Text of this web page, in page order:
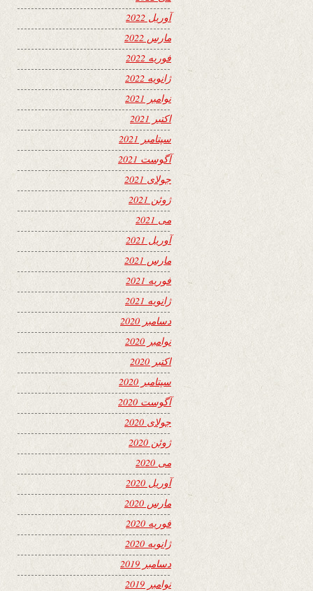
آوریل 2022
مارس 2022
فوریه 2022
ژانویه 2022
نوامبر 2021
اکتبر 2021
سپتامبر 2021
آگوست 2021
جولای 2021
ژوئن 2021
می 2021
آوریل 2021
مارس 2021
فوریه 2021
ژانویه 2021
دسامبر 2020
نوامبر 2020
اکتبر 2020
سپتامبر 2020
آگوست 2020
جولای 2020
ژوئن 2020
می 2020
آوریل 2020
مارس 2020
فوریه 2020
ژانویه 2020
دسامبر 2019
نوامبر 2019